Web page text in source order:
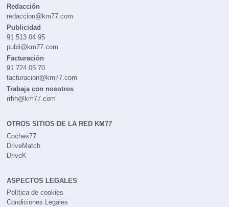
Redacción
redaccion@km77.com
Publicidad
91 513 04 95
publi@km77.com
Facturación
91 724 05 70
facturacion@km77.com
Trabaja con nosotros
rrhh@km77.com
OTROS SITIOS DE LA RED KM77
Coches77
DriveMatch
DriveK
ASPECTOS LEGALES
Política de cookies
Condiciones Legales